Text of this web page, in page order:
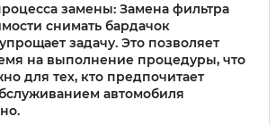
замены: Замена фильтра
снимать бардачок
задачу. Это позволяет
на выполнение процедуры, что
для тех, кто предпочитает
автомобиля